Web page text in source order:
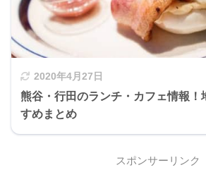
2020年4月27日
熊谷・行田のランチ・カフェ情報！
すめまとめ
スポンサーリンク